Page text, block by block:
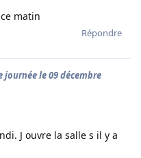
matin
Répondre
journée le 09 décembre
J ouvre la salle s il y a